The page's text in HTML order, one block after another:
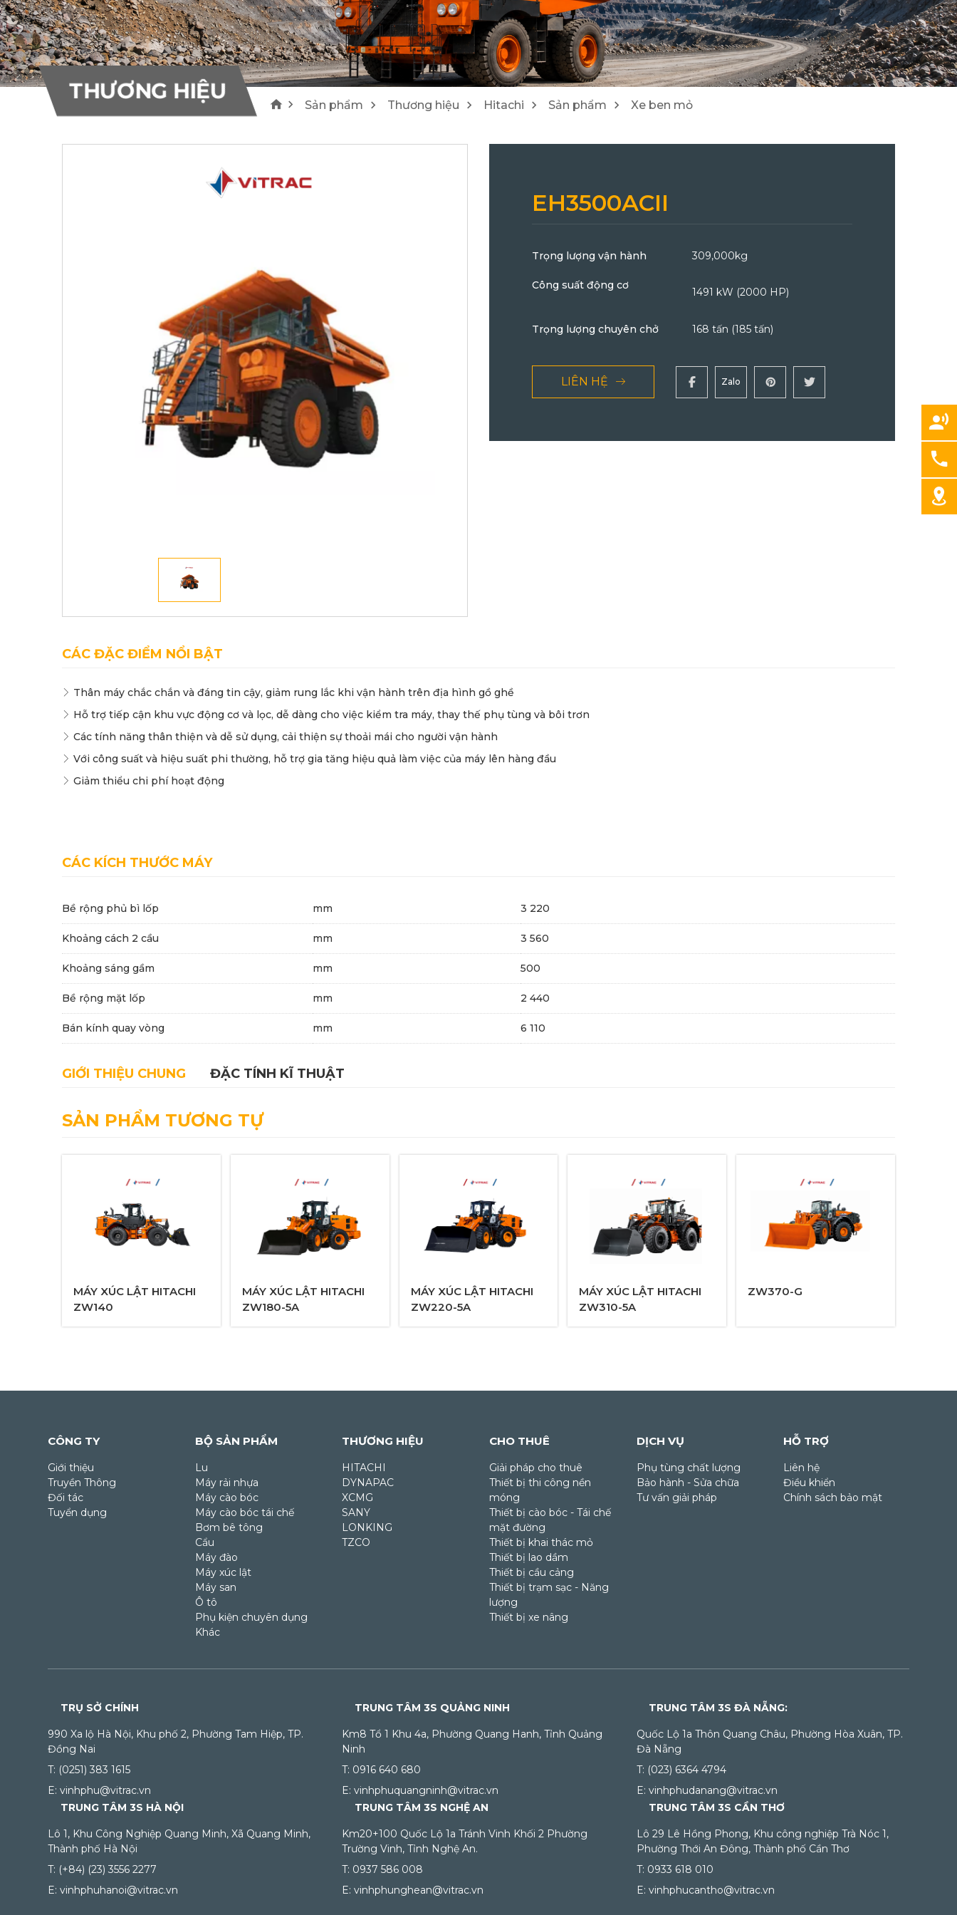
10 10 4 2 8
THƯƠNG HIỆU
Bơm bê tông Everdigm
55
Máy rải nhựa Voegele
22
Máy cào bóc/ Máy tái chế Wirtgen Lu Hamm Cẩu Tadano/ Kobelco/ DY
3
Máy đào/ Máy xúc lật Hitachi
24
THƯƠNG HIỆU
Sản phẩm Thương hiệu Hitachi Sản phẩm Xe ben mỏ
EH3500ACII
Trọng lượng vận hành 309,000kg
Công suất động cơ
1491 kW (2000 HP)
Trọng lượng chuyên chở 168 tấn (185 tấn)
LIÊN HỆ Zalo
CÁC ĐẶC ĐIỂM NỔI BẬT
Thân máy chắc chắn và đáng tin cậy, giảm rung lắc khi vận hành trên địa hình gồ ghề
Hỗ trợ tiếp cận khu vực động cơ và lọc, dễ dàng cho việc kiểm tra máy, thay thế phụ tùng và bôi trơn
Các tính năng thân thiện và dễ sử dụng, cải thiện sự thoải mái cho người vận hành
Với công suất và hiệu suất phi thường, hỗ trợ gia tăng hiệu quả làm việc của máy lên hàng đầu
Giảm thiểu chi phí hoạt động
CÁC KÍCH THƯỚC MÁY
Bề rộng phủ bì lốp mm 3 220
Khoảng cách 2 cầu mm 3 560
Khoảng sáng gầm mm 500
Bề rộng mặt lốp mm 2 440
Bán kính quay vòng mm 6 110
GIỚI THIỆU CHUNG ĐẶC TÍNH KĨ THUẬT
SẢN PHẨM TƯƠNG TỰ
MÁY XÚC LẬT HITACHI
ZW140
MÁY XÚC LẬT HITACHI
ZW180-5A
MÁY XÚC LẬT HITACHI
ZW220-5A
MÁY XÚC LẬT HITACHI
ZW310-5A
ZW370-G
CÔNG TY
Giới thiệu
Truyền Thông
Đối tác
Tuyển dụng
BỘ SẢN PHẨM
Lu
Máy rải nhựa
Máy cào bóc
Máy cào bóc tái chế
Bơm bê tông
Cẩu
Máy đào
Máy xúc lật
Máy san
Ô tô
Phụ kiện chuyên dụng
Khác
THƯƠNG HIỆU
HITACHI
DYNAPAC
XCMG
SANY
LONKING
TZCO
CHO THUÊ
Giải pháp cho thuê
Thiết bị thi công nền
móng
Thiết bị cào bóc - Tái chế
mặt đường
Thiết bị khai thác mỏ
Thiết bị lao dầm
Thiết bị cầu cảng
Thiết bị trạm sạc - Năng
lượng
Thiết bị xe nâng
DỊCH VỤ
Phụ tùng chất lượng
Bảo hành - Sửa chữa
Tư vấn giải pháp
HỖ TRỢ
Liên hệ
Điều khiển
Chính sách bảo mật
TRỤ SỞ CHÍNH
990 Xa lộ Hà Nội, Khu phố 2, Phường Tam Hiệp, TP.
Đồng Nai
T: (0251) 383 1615
E: vinhphu@vitrac.vn
TRUNG TÂM 3S QUẢNG NINH
Km8 Tổ 1 Khu 4a, Phường Quang Hanh, Tỉnh Quảng
Ninh
T: 0916 640 680
E: vinhphuquangninh@vitrac.vn
TRUNG TÂM 3S ĐÀ NẴNG:
Quốc Lộ 1a Thôn Quang Châu, Phường Hòa Xuân, TP.
Đà Nẵng
T: (023) 6364 4794
E: vinhphudanang@vitrac.vn
TRUNG TÂM 3S HÀ NỘI
Lô 1, Khu Công Nghiệp Quang Minh, Xã Quang Minh,
Thành phố Hà Nội
T: (+84) (23) 3556 2277
E: vinhphuhanoi@vitrac.vn
TRUNG TÂM 3S NGHỆ AN
Km20+100 Quốc Lộ 1a Tránh Vinh Khối 2 Phường
Trường Vinh, Tỉnh Nghệ An.
T: 0937 586 008
E: vinhphunghean@vitrac.vn
TRUNG TÂM 3S CẦN THƠ
Lô 29 Lê Hồng Phong, Khu công nghiệp Trà Nóc 1,
Phường Thới An Đông, Thành phố Cần Thơ
T: 0933 618 010
E: vinhphucantho@vitrac.vn